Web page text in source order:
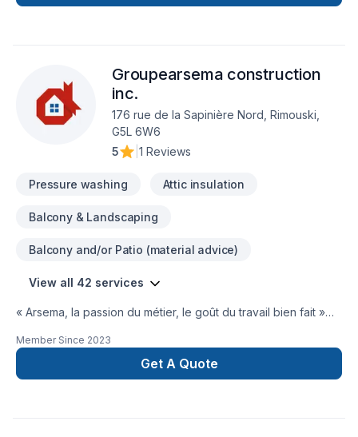
mission : concrétiser vos projets tout en respectant vos
sur vos besoins et vos aspirations.Groupearsema construction
inc.
176 rue de la Sapinière Nord, Rimouski,
G5L 6W6
5
1 Reviews
Pressure washing Attic insulation
Balcony & Landscaping
Balcony and/or Patio (material advice)
View all 42 services
« Arsema, la passion du métier, le goût du travail bien fait »
résidentiels,commercial, industrelle qui vous accompagne
dans tous vos projets de rénovation. Que vous ayez besoin
de nous pour réparer une fissure, finition de solage
Member Since 2023
Get A Quote